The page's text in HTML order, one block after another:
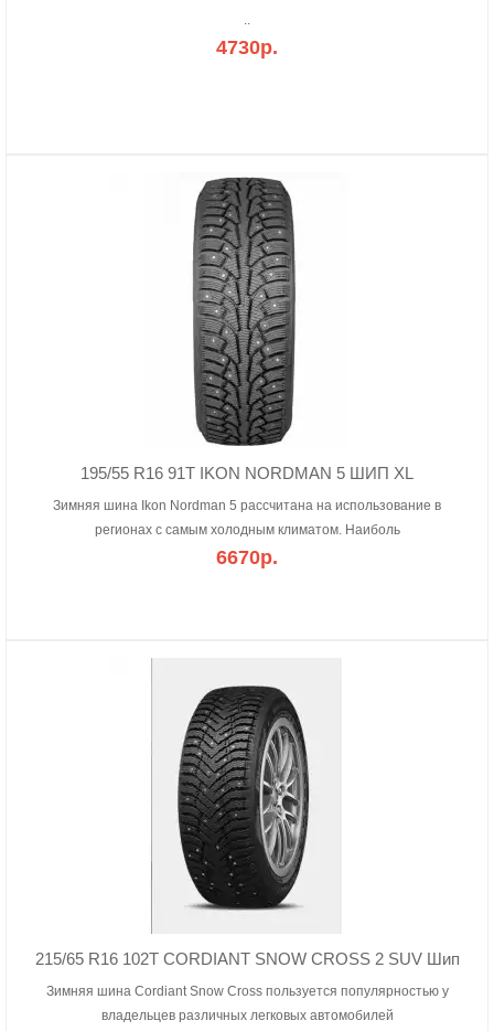
..
4730р.
195/55 R16 91T IKON NORDMAN 5 ШИП XL
Зимняя шина Ikon Nordman 5 рассчитана на использование в
регионах с самым холодным климатом. Наиболь
6670р.
215/65 R16 102T CORDIANT SNOW CROSS 2 SUV Шип
Зимняя шина Cordiant Snow Cross пользуется популярностью у
владельцев различных легковых автомобилей